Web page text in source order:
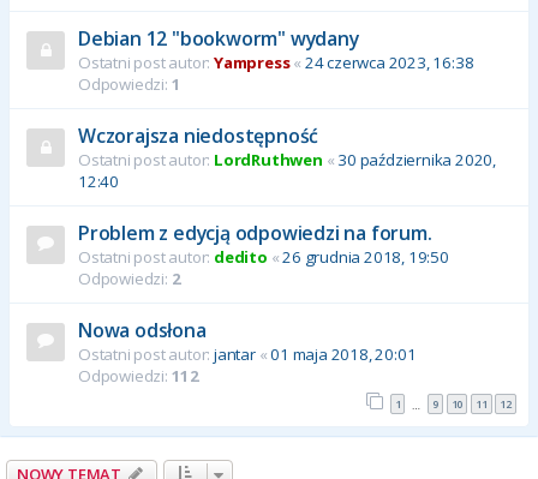
Debian 12 "bookworm" wydany
Ostatni post autor: Yampress« 24 czerwca 2023, 16:38
Odpowiedzi: 1
Wczorajsza niedostępność
Ostatni post autor: LordRuthwen « 30 października 2020,
12:40
Problem z edycją odpowiedzi na forum.
Ostatni post autor: dedito «26 grudnia 2018, 19:50
Odpowiedzi: 2
Nowa odsłona
Ostatni post autor: jantar«01 maja 2018, 20:01
Odpowiedzi: 112
1 … 9 10 11 12
NOWY TEMAT